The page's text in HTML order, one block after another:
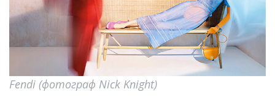
Fendi (фотограф Nick Knight)